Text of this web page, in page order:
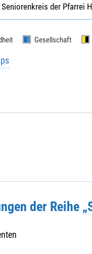
Seniorenkreis der Pfarrei
Gesellschaft
der Reihe